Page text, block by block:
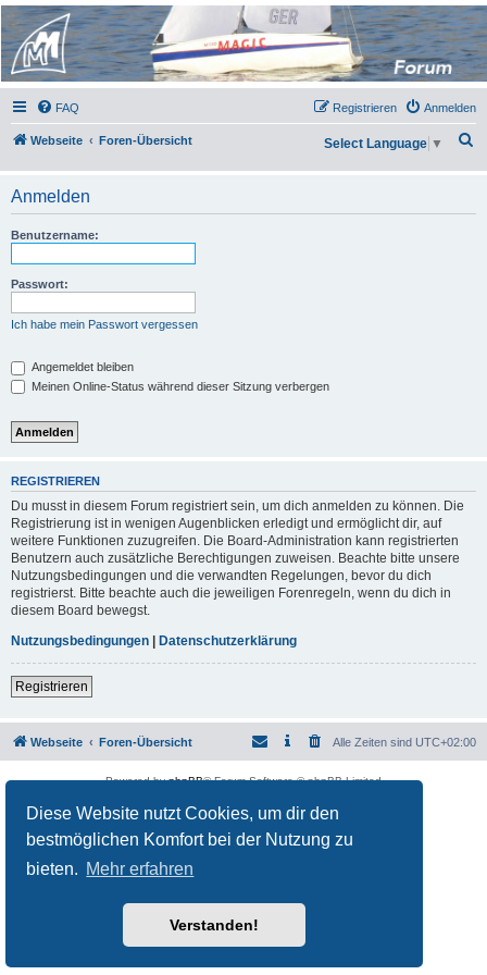
Diese Website nutzt Cookies, um dir den
bestmöglichen Komfort bei der Nutzung zu
bieten. Mehr erfahren
Verstanden!
Micro Magic Forum
Deutschland
FAQ Anmelden
Registrieren
Webseite Foren-Übersicht
h
Select Language ▼
Anmelden
Benutzername:
Passwort:
Ich habe mein Passwort vergessen
Angemeldet bleiben
Meinen Online-Status während dieser Sitzung verbergen
REGISTRIEREN
Du musst in diesem Forum registriert sein, um dich anmelden zu können. Die
Registrierung ist in wenigen Augenblicken erledigt und ermöglicht dir, auf
weitere Funktionen zuzugreifen. Die Board-Administration kann registrierten
Benutzern auch zusätzliche Berechtigungen zuweisen. Beachte bitte unsere
Nutzungsbedingungen und die verwandten Regelungen, bevor du dich
registrierst. Bitte beachte auch die jeweiligen Forenregeln, wenn du dich in
diesem Board bewegst.
Nutzungsbedingungen
Datenschutzerklärung
Registrieren
Webseite Foren-Übersicht Alle Zeiten sind UTC+02:00
Powered byphpBB® Forum Software © phpBB Limited
Datenschutz|Nutzungsbedingungen